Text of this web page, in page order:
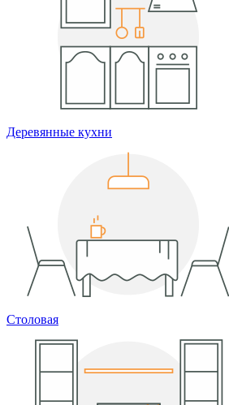
Деревянные кухни
Столовая